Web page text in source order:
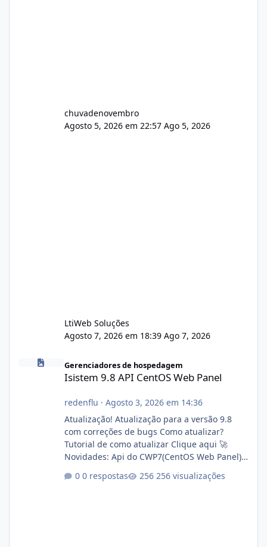
chuvadenovembro
Agosto 5, 2026 em 22:57 Ago 5, 2026
LtiWeb Soluções
Agosto 7, 2026 em 18:39 Ago 7, 2026
Isistem 9.8 API CentOS Web Panel
Gerenciadores de hospedagem
Isistem 9.8 API CentOS Web Panel
redenflu · Agosto 3, 2026 em 14:36
Atualização! Atualização para a versão 9.8
com correções de bugs Como atualizar?
Tutorial de como atualizar Clique aqui 🚀
Novidades: Api do CWP7(CentOS Web Panel)
autorizado a usasr o isistem:
0 respostas 256 visualizações